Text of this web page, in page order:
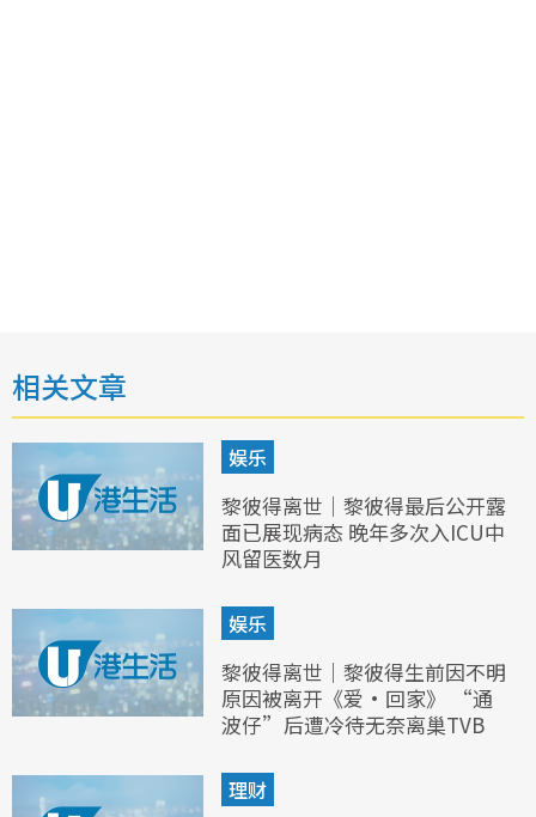
相关文章
娱乐
黎彼得离世｜黎彼得最后公开露
面已展现病态 晚年多次入ICU中
风留医数月
娱乐
黎彼得离世｜黎彼得生前因不明
原因被离开《爱·回家》 “通
波仔”后遭冷待无奈离巢TVB
理财